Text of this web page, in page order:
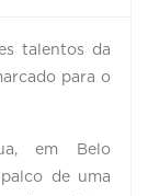
talentos da
para o
em Belo
de uma